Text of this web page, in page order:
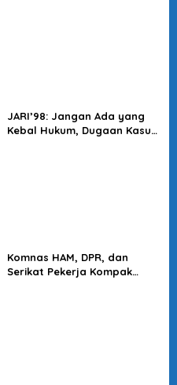
JARI’98: Jangan Ada yang
Kebal Hukum, Dugaan Kasus
Komnas HAM, DPR, dan
Serikat Pekerja Kompak